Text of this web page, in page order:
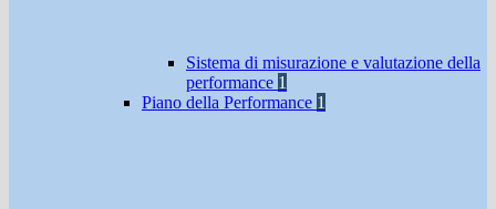
Sistema di misurazione e valutazione della
performance 1
Piano della Performance 1